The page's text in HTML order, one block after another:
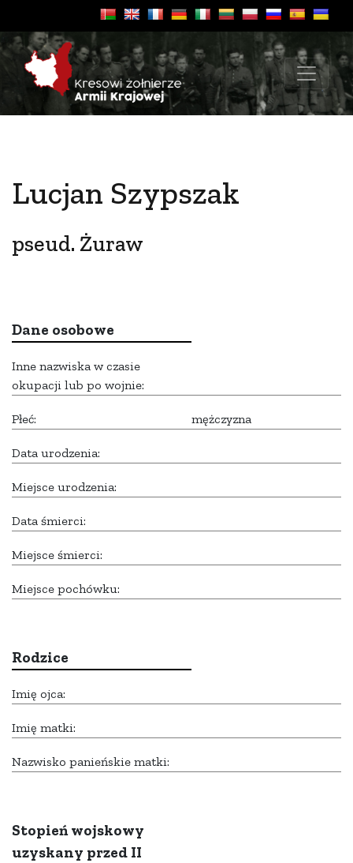
Lucjan Szypszak
pseud. Żuraw
Dane osobowe
Inne nazwiska w czasie
okupacji lub po wojnie:
Płeć: mężczyzna
Data urodzenia:
Miejsce urodzenia:
Data śmierci:
Miejsce śmierci:
Miejsce pochówku:
Rodzice
Imię ojca:
Imię matki:
Nazwisko panieńskie matki:
Stopień wojskowy
uzyskany przed II